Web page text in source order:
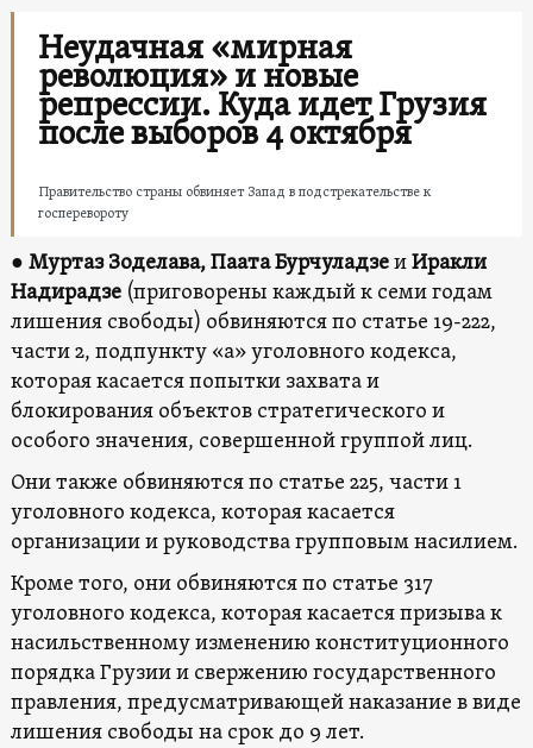
Неудачная «мирная
революция» и новые
репрессии. Куда идет Грузия
после выборов 4 октября
Правительство страны обвиняет Запад в подстрекательстве к
госперевороту
● Муртаз Зоделава, Паата БурчуладзеиИракли
Надирадзе (приговорены каждый к семи годам
лишения свободы) обвиняются по статье 19-222,
части 2, подпункту «а» уголовного кодекса,
которая касается попытки захвата и
блокирования объектов стратегического и
особого значения, совершенной группой лиц.
Они также обвиняются по статье 225, части 1
уголовного кодекса, которая касается
организации и руководства групповым насилием.
Кроме того, они обвиняются по статье 317
уголовного кодекса, которая касается призыва к
насильственному изменению конституционного
порядка Грузии и свержению государственного
правления, предусматривающей наказание в виде
лишения свободы на срок до 9 лет.